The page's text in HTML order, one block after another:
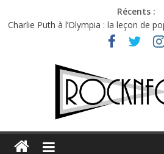
Récents :
Charlie Puth à l’Olympia : la leçon de
Festival Triptyque : un nouveau
Hellfest 2026 vendredi : température
Hellfest 2026 jeudi : impossible de
Première édition du Midgard Festival :